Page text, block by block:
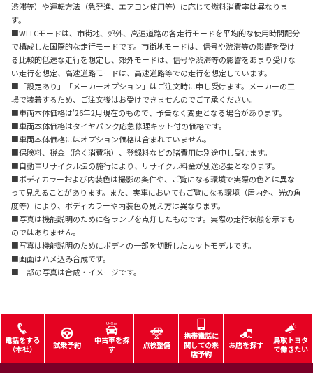
渋滞等）や運転方法（急発進、エアコン使用等）に応じて燃料消費率は異なりま
す。
■WLTCモードは、市街地、郊外、高速道路の各走行モードを平均的な使用時間配分
で構成した国際的な走行モードです。市街地モードは、信号や渋滞等の影響を受け
る比較的低速な走行を想定し、郊外モードは、信号や渋滞等の影響をあまり受けな
い走行を想定、高速道路モードは、高速道路等での走行を想定しています。
■「設定あり」「メーカーオプション」はご注文時に申し受けます。メーカーの工
場で装着するため、ご注文後はお受けできませんのでご了承ください。
■車両本体価格は'26年2月現在のもので、予告なく変更となる場合があります。
■車両本体価格はタイヤパンク応急修理キット付の価格です。
■車両本体価格にはオプション価格は含まれていません。
■保険料、税金（除く消費税）、登録料などの諸費用は別途申し受けます。
■自動車リサイクル法の施行により、リサイクル料金が別途必要となります。
■ボディカラーおよび内装色は撮影の条件や、ご覧になる環境で実際の色とは異な
って見えることがあります。また、実車においてもご覧になる環境（屋内外、光の角
度等）により、ボディカラーや内装色の見え方は異なります。
■写真は機能説明のために各ランプを点灯したものです。実際の走行状態を示すも
のではありません。
■写真は機能説明のためにボディの一部を切断したカットモデルです。
■画面はハメ込み合成です。
■一部の写真は合成・イメージです。
電話をする
（本社）
試乗予約
中古車を探
す
点検整備
携帯電話に
関しての来
店予約
お店を探す
鳥取トヨタ
で働きたい